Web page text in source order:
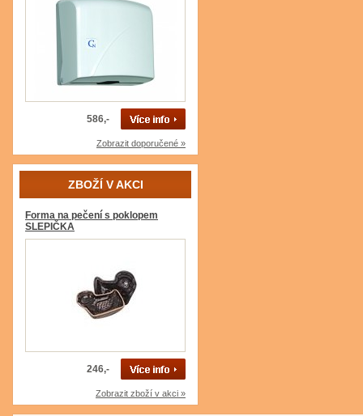
586,-
Zobrazit doporučené »
ZBOŽÍ V AKCI
Forma na pečení s poklopem
SLEPIČKA
246,-
Zobrazit zboží v akci »